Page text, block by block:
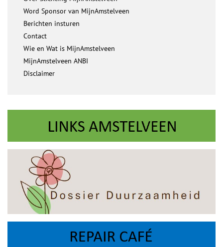
Word Sponsor van MijnAmstelveen
Berichten insturen
Contact
Wie en Wat is MijnAmstelveen
MijnAmstelveen ANBI
Disclaimer